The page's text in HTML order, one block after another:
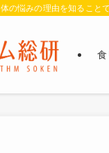
の悩みの理由を知ること
食